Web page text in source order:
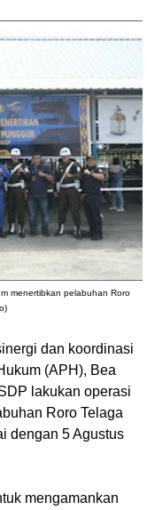
menertibkan pelabuhan Roro
dan koordinasi
(APH), Bea
lakukan operasi
Roro Telaga
dengan 5 Agustus
mengamankan